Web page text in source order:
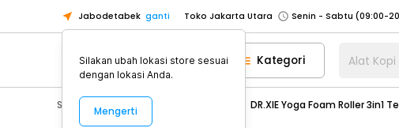
Jabodetabek ganti Toko Jakarta Utara
Toko Tangerang
Toko Cikupa
Pick n Go Jakarta Barat
Senin - Jumat
Pick n Go Bekasi
Senin - Jumat (08:00 -
Kategori Alat Kopi
Sport & Outdoor DR.XIE Yoga Foam Roller 3in1
Silakan ubah lokasi store sesuai
dengan lokasi Anda.
Mengerti